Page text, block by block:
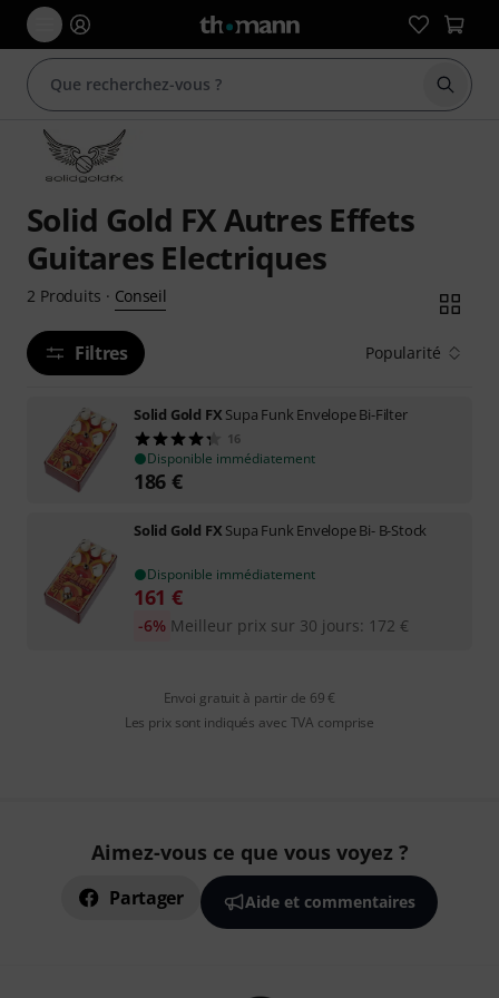
Solid Gold FX Autres Effets
Guitares Electriques
2 Produits · Conseil
Filtres Popularité
Solid Gold FX Supa Funk Envelope Bi-Filter
16
Disponible immédiatement
186 €
Solid Gold FX Supa Funk Envelope Bi- B-Stock
Disponible immédiatement
161 €
Meilleur prix sur 30 jours: 172 €
-6%
Envoi gratuit à partir de 69 €
Les prix sont indiqués avec TVA comprise
Aimez-vous ce que vous voyez ?
Partager Aide et commentaires